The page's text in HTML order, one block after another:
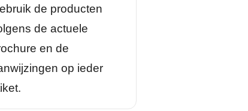
de producten
de actuele
en de
op ieder